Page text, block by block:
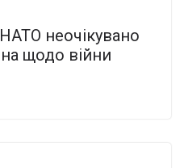
неочікувано
щодо війни